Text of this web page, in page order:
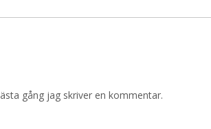
gång jag skriver en kommentar.